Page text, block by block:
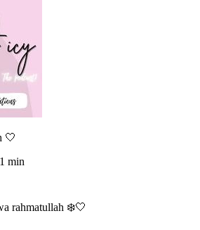
🤍
min
rahmatullah ❄️🤍